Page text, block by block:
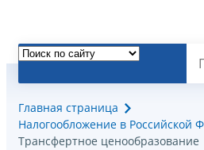
Главная страница
Налогообложение в Российской
Трансфертное ценообразование